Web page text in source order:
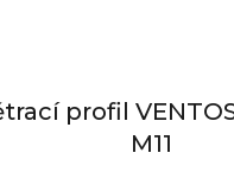
profil
M11